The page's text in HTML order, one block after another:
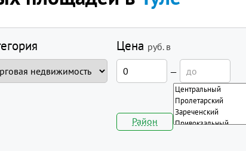
Цена руб. в
—
Район